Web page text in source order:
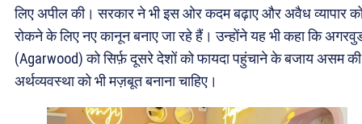
लिए अपील की। सरकार ने भी इस ओर कदम बढ़ाए और अवैध व्यापार
रोकने के लिए नए कानून बनाए जा रहे हैं। उन्होंने यह भी कहा कि
(Agarwood) को सिर्फ़ दूसरे देशों को फायदा पहुंचाने के बजाय असम की
अर्थव्यवस्था को भी मज़बूत बनाना चाहिए।